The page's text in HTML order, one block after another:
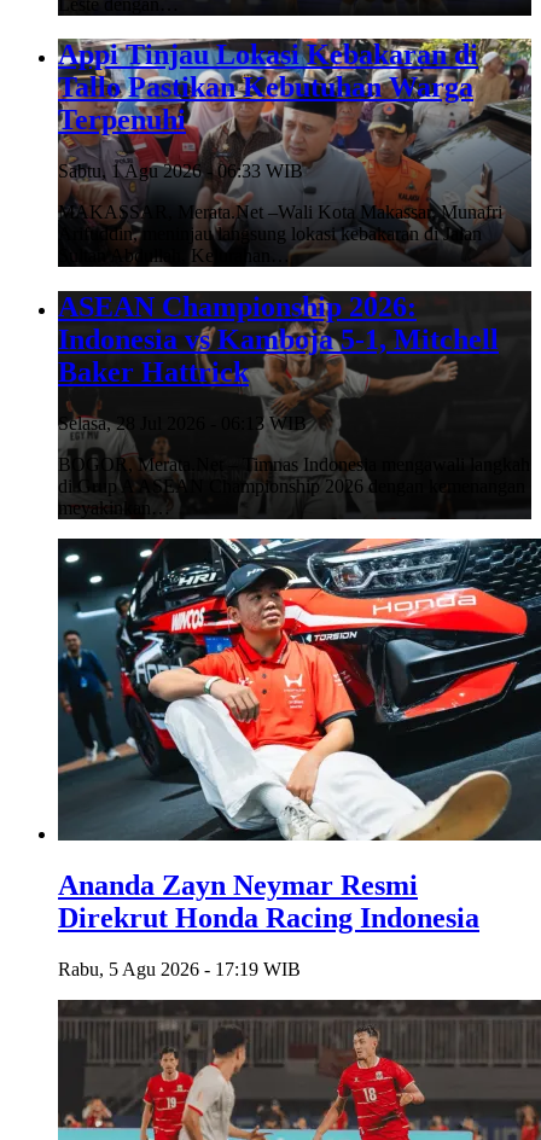
Appi Tinjau Lokasi Kebakaran di
Tallo Pastikan Kebutuhan Warga
Terpenuhi
Sabtu, 1 Agu 2026 - 06:33 WIB
MAKASSAR, Merata.Net –Wali Kota Makassar, Munafri
Arifuddin, meninjau langsung lokasi kebakaran di Jalan
Sultan Abdullah, Kelurahan…
ASEAN Championship 2026:
Indonesia vs Kamboja 5-1, Mitchell
Baker Hattrick
Selasa, 28 Jul 2026 - 06:13 WIB
BOGOR, Merata.Net – Timnas Indonesia mengawali langkah
di Grup A ASEAN Championship 2026 dengan kemenangan
meyakinkan…
Ananda Zayn Neymar Resmi
Direkrut Honda Racing Indonesia
Rabu, 5 Agu 2026 - 17:19 WIB